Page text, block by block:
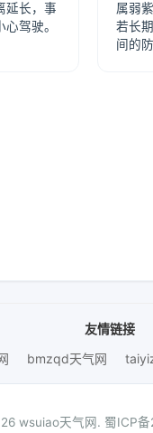
延长，事
驾驶。
属弱
若长
间的
友情链接
bmzqd天气网
wsuiao天气网. 蜀ICP